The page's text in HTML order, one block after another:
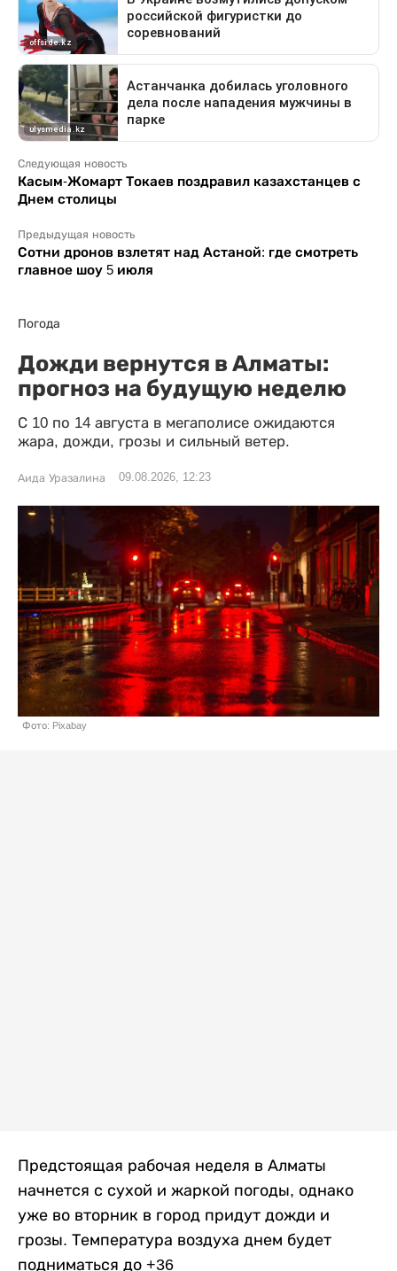
Следующая новость
Касым-Жомарт Токаев поздравил казахстанцев с
Днем столицы
Предыдущая новость
Сотни дронов взлетят над Астаной: где смотреть
главное шоу 5 июля
Погода
Дожди вернутся в Алматы:
прогноз на будущую неделю
С 10 по 14 августа в мегаполисе ожидаются
жара, дожди, грозы и сильный ветер.
Аида Уразалина 09.08.2026, 12:23
Фото: Pixabay
Предстоящая рабочая неделя в Алматы
начнется с сухой и жаркой погоды, однако
уже во вторник в город придут дожди и
грозы. Температура воздуха днем будет
подниматься до +36